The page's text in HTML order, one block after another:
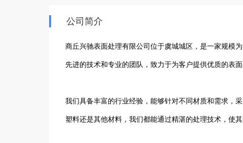
公司简介
商丘兴驰表面处理有限公司位于虞城城区，是一家规模
先进的技术和专业的团队，致力于为客户提供优质的表面
我们具备丰富的行业经验，能够针对不同材质和需求，
塑料还是其他材料，我们都能通过精湛的处理技术，使其